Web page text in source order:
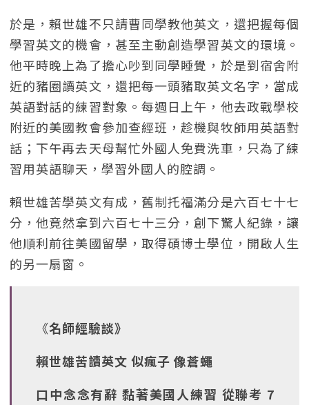
於是，賴世雄不只請曹同學教他英文，還把握每個
學習英文的機會，甚至主動創造學習英文的環境。
他平時晚上為了擔心吵到同學睡覺，於是到宿舍附
近的豬圈讀英文，還把每一頭豬取英文名字，當成
英語對話的練習對象。每週日上午，他去政戰學校
附近的美國教會參加查經班，趁機與牧師用英語對
話；下午再去天母幫忙外國人免費洗車，只為了練
習用英語聊天，學習外國人的腔調。
賴世雄苦學英文有成，舊制托福滿分是六百七十七
分，他竟然拿到六百七十三分，創下驚人紀錄，讓
他順利前往美國留學，取得碩博士學位，開啟人生
的另一扇窗。
《名師經驗談》
賴世雄苦讀英文 似瘋子 像蒼蠅
口中念念有辭 黏著美國人練習 從聯考 7